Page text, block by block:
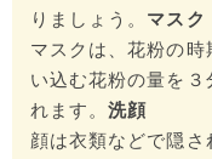
りましょう。 マスク
マスクは、花粉の
い込む花粉の量を３
れます。洗顔
顔は衣類などで隠さ